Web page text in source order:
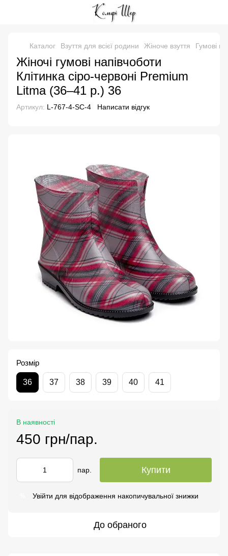
Каталог Взуття для всієї родини Жіноче взуття Гумові
Жіночі гумові напівчоботи
Клітинка сіро-червоні Premium
Litma (36–41 р.) 36
Артикул: L-767-4-SC-4 Написати відгук
Розмір
36 37 38 39 40 41
В наявності
450 грн/пар.
пар. Купити
Увійти для відображення накопичувальної знижки
До обраного